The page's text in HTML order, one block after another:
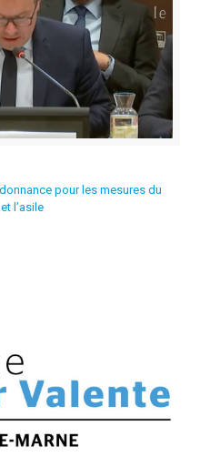
pour les mesures du
l’asile